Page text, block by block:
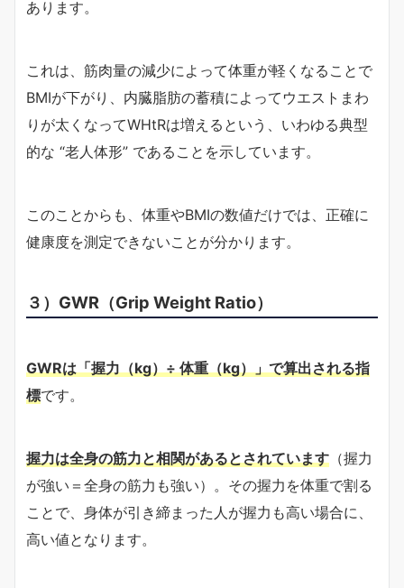
あります。
これは、筋肉量の減少によって体重が軽くなることで
BMIが下がり、内臓脂肪の蓄積によってウエストまわ
りが太くなってWHtRは増えるという、いわゆる典型
的な “老人体形” であることを示しています。
このことからも、体重やBMIの数値だけでは、正確に
健康度を測定できないことが分かります。
３）GWR（Grip Weight Ratio）
GWRは「握力（kg）÷ 体重（kg）」で算出される指
標です。
握力は全身の筋力と相関があるとされています （握力
が強い＝全身の筋力も強い）。その握力を体重で割る
ことで、身体が引き締まった人が握力も高い場合に、
高い値となります。